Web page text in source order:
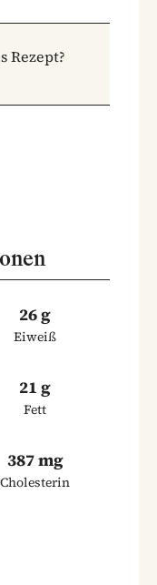
Rezept?
26 g
Eiweiß
21 g
Fett
387 mg
Cholesterin